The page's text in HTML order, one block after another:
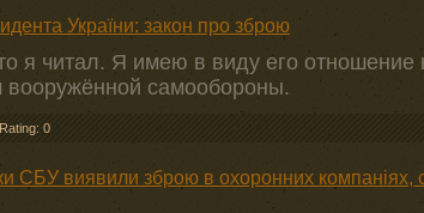
України: закон про зброю
я читал. Я имею в виду его отношение
вооружённой самообороны.
Rating: 0
СБУ виявили зброю в охоронних компаніях,